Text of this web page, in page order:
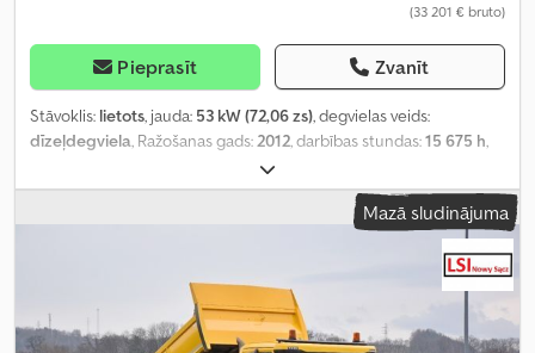
(33 201 € bruto)
Pieprasīt Zvanīt
Stāvoklis: lietots, jauda: 53 kW (72,06 zs), degvielas veids:
dīzeļdegviela, Ražošanas gads:2012, darbības stundas:15 675 h,
Mazā sludinājuma